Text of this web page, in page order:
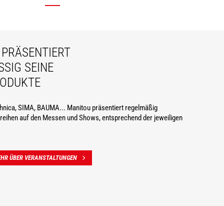
PRÄSENTIERT
SEINE N
SIMA, BAUMA... Manitou präsentiert regelmäßig
auf den Messen und Shows, entsprechend der jeweiligen
ÜBER VERANSTALTUNGEN